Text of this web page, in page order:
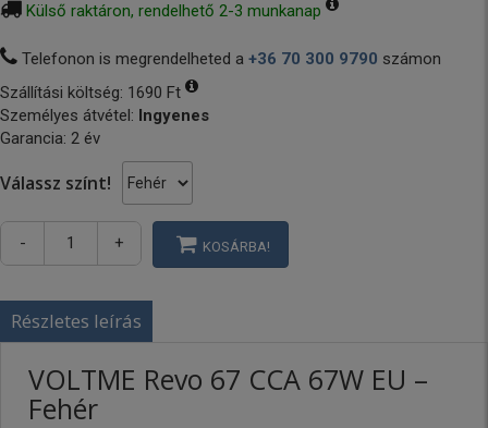
Külső raktáron, rendelhető 2-3 munkanap
Telefonon is megrendelheted a +36 70 300 9790 számon
Szállítási költség: 1690 Ft
Személyes átvétel: Ingyenes
Garancia: 2 év
Válassz színt!
- + KOSÁRBA!
Részletes leírás
VOLTME Revo 67 CCA 67W EU –
Fehér